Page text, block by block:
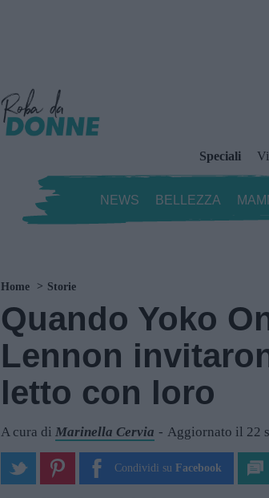
Speciali
NEWS BELLEZZA
Home Storie
Quando Yoko
Lennon
letto con loro
A cura di Marinella Cervia Aggiornato il 22
Condividi su Facebook